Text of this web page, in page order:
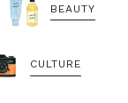
BEAUTY
CULTURE